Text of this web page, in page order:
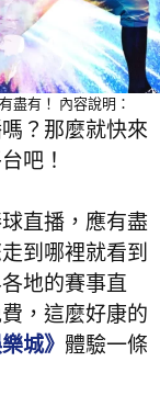
盡有！ 內容說明：
？那麼就快來
吧！
直播，應有盡
到哪裡就看到
地的賽事直
，這麼好康的
城》 體驗一條